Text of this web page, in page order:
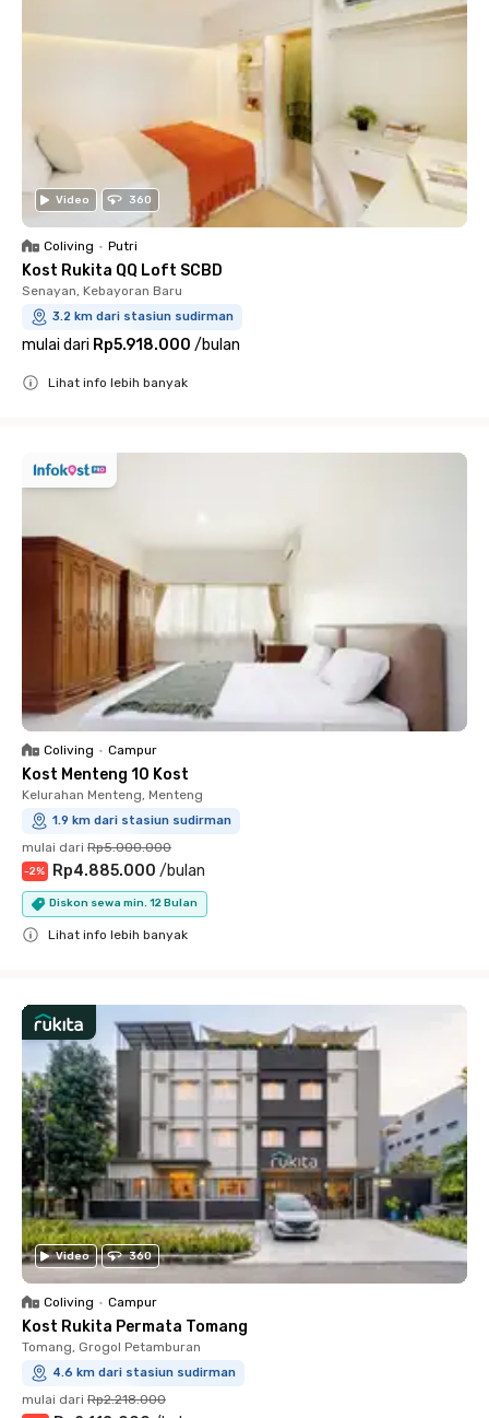
Video 360
Coliving • Putri
Kost Rukita QQ Loft SCBD
Senayan, Kebayoran Baru
3.2 km dari stasiun sudirman
mulai dari Rp5.918.000 /bulan
Lihat info lebih banyak
Coliving • Campur
Kost Menteng 10 Kost
Kelurahan Menteng, Menteng
1.9 km dari stasiun sudirman
mulai dari Rp5.000.000
-2% Rp4.885.000 /bulan
Diskon sewa min. 12 Bulan
Lihat info lebih banyak
Video 360
Coliving • Campur
Kost Rukita Permata Tomang
Tomang, Grogol Petamburan
4.6 km dari stasiun sudirman
mulai dari Rp2.218.000